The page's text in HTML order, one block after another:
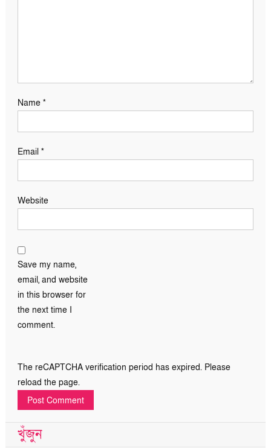
Name *
Email *
Website
Save my name,
email, and website
in this browser for
the next time I
comment.
The reCAPTCHA verification period has expired. Please
reload the page.
খুঁজুন